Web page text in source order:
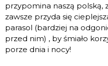
przypomina naszą polską,
zawsze przyda się
parasol (bardziej na
przed nim) , by śmiało
porze dnia i nocy!